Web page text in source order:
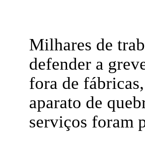
Milhares de
defender a
fora de
aparato de
serviços foram